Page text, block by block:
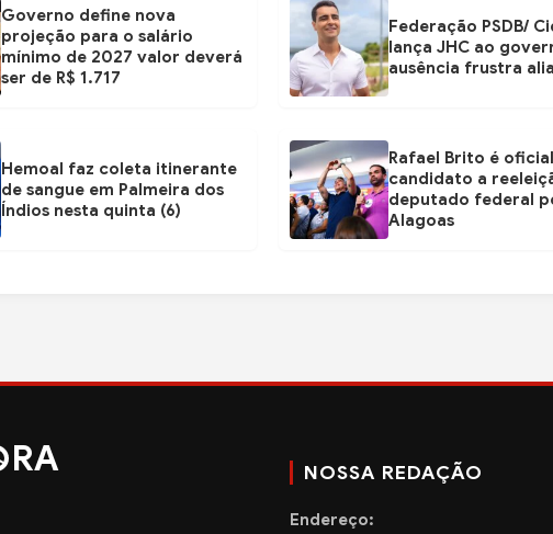
Governo define nova
projeção para o salário
mínimo de 2027 valor deverá
ser de R$ 1.717
Federação PSDB/
lança JHC ao
ausência frustra
Hemoal faz coleta itinerante
de sangue em Palmeira dos
Índios nesta quinta (6)
Rafael Brito é
candidato a
deputado federal
Alagoas
RA NOSSA REDAÇÃO
Endereço: